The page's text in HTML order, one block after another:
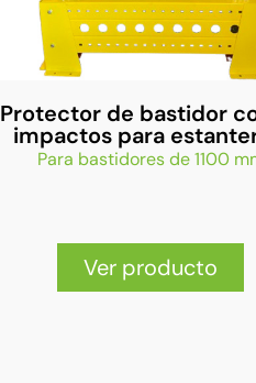
Protector de bastidor
impactos para
Para bastidores de 1100
Ver producto